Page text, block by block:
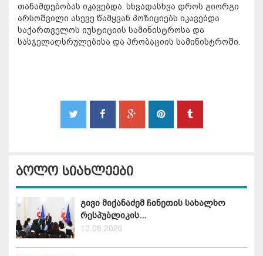
თანამდებობას იკავებდა. სხვადასხვა დროს გიორგი
არსოშვილი ასევე წამყვან პოზიციებს იკავებდა
საქართველოს იუსტიციის სამინისტროსა და
სასჯელაღსრულებისა და პრობაციის სამინისტროში.
ბოლო სიახლეები
გივი მიქანაძემ ჩინეთის სახალხო
რესპუბლიკის...
10.08.2026